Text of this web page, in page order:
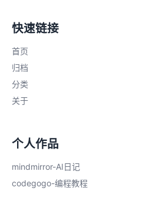
快速链接
首页
归档
分类
关于
个人作品
mindmirror-AI日记
codegogo-编程教程